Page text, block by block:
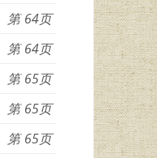
64
64
65
65
65